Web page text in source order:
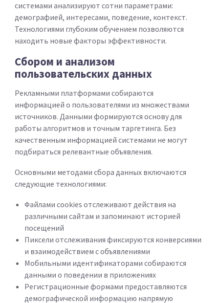
системами анализируют сотни параметрами:
демографией, интересами, поведение, контекст.
Технологиями глубоким обучением позволяются
находить новые факторы эффективности.
Сбором и анализом
пользовательских данных
Рекламными платформами собираются
информацией о пользователями из множествами
источников. Данными формируются основу для
работы алгоритмов и точным таргетинга. Без
качественным информацией системами не могут
подбираться релевантные объявления.
Основными методами сбора данных включаются
следующие технологиями:
Файлами cookies отслеживают действия на
различными сайтам и запоминают историей
посещений
Пиксели отслеживания фиксируются конверсиями
и взаимодействием с объявлениями
Мобильными идентификаторами собираются
данными о поведении в приложениях
Регистрационные формами предоставляются
демографической информацию напрямую